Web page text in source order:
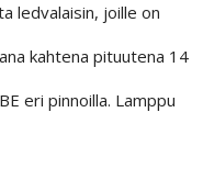
ledvalaisin, joille on
kahtena pituutena 14
eri pinnoilla. Lamppu